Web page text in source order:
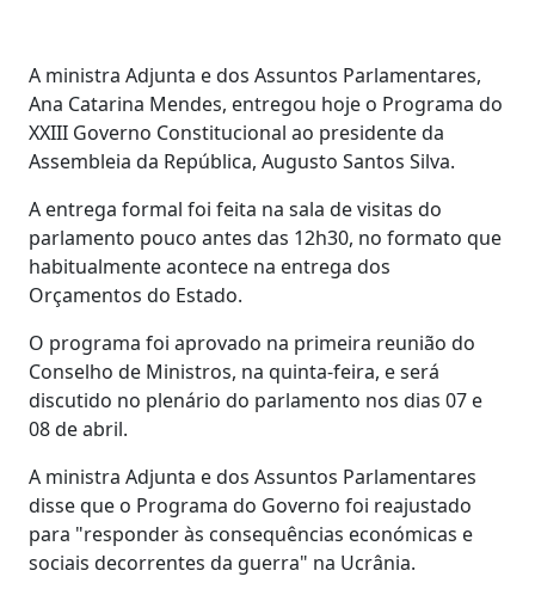
A ministra Adjunta e dos Assuntos Parlamentares,
Ana Catarina Mendes, entregou hoje o Programa do
XXIII Governo Constitucional ao presidente da
Assembleia da República, Augusto Santos Silva.
A entrega formal foi feita na sala de visitas do
parlamento pouco antes das 12h30, no formato que
habitualmente acontece na entrega dos
Orçamentos do Estado.
O programa foi aprovado na primeira reunião do
Conselho de Ministros, na quinta-feira, e será
discutido no plenário do parlamento nos dias 07 e
08 de abril.
A ministra Adjunta e dos Assuntos Parlamentares
disse que o Programa do Governo foi reajustado
para "responder às consequências económicas e
sociais decorrentes da guerra" na Ucrânia.